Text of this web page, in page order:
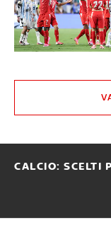
CALCIO: SCELTI